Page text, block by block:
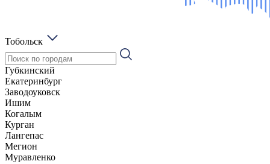
Тобольск
Губкинский
Екатеринбург
Заводоуковск
Ишим
Когалым
Курган
Лангепас
Мегион
Муравленко